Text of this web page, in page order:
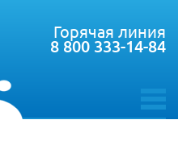
toggle
Горячая линия
8 800 333-14-84